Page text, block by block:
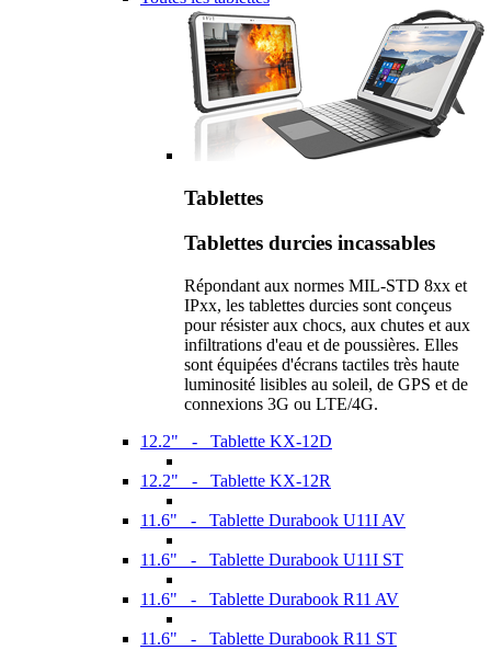
Tablettes
Tablettes durcies incassables
Répondant aux normes MIL-STD 8xx et
IPxx, les tablettes durcies sont conçeus
pour résister aux chocs, aux chutes et aux
infiltrations d'eau et de poussières. Elles
sont équipées d'écrans tactiles très haute
luminosité lisibles au soleil, de GPS et de
connexions 3G ou LTE/4G.
12.2" - Tablette KX-12D
12.2" - Tablette KX-12R
11.6" - Tablette Durabook U11I AV
11.6" - Tablette Durabook U11I ST
11.6" - Tablette Durabook R11 AV
11.6" - Tablette Durabook R11 ST